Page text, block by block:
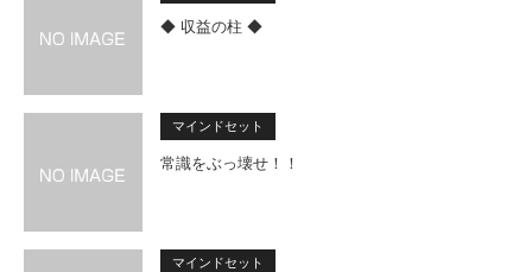
◆ 収益の柱 ◆
マインドセット
常識をぶっ壊せ！！
マインドセット